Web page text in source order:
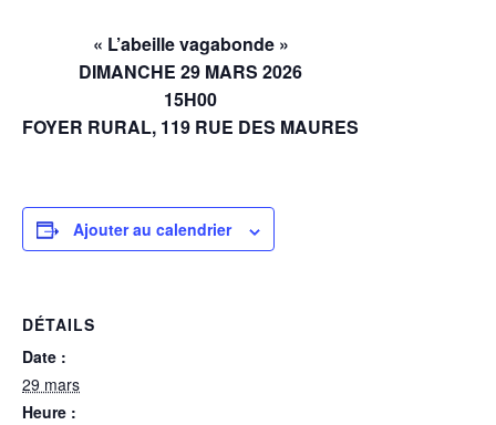
« L’abeille vagabonde »
DIMANCHE 29 MARS 2026
15H00
FOYER RURAL, 119 RUE DES MAURES
Ajouter au calendrier
DÉTAILS
Date :
29 mars
Heure :